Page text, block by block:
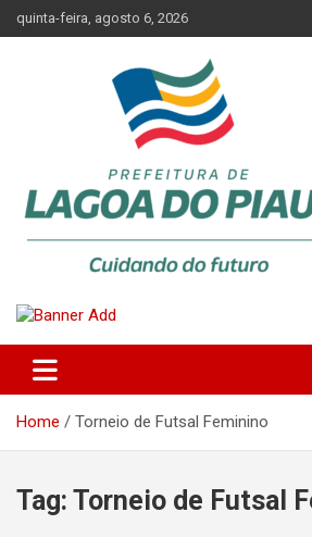
to
quinta-feira, agosto 6, 2026
PREFEITURA DE
PIAUÍ
Home Torneio de Futsal Feminino
Tag: Torneio de Futsal